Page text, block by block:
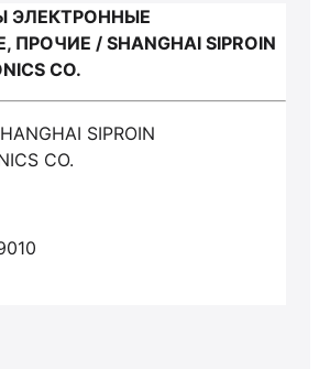
ЭЛЕКТРОННЫЕ
/ SHANGHAI SIPROIN
CO.
SIPROIN
CO.